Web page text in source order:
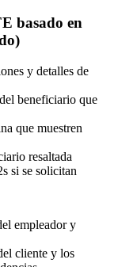
basado en
y detalles de
beneficiario que
que muestren
resaltada
si se solicitan
empleador y
cliente y los